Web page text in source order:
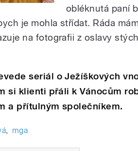
obléknutá paní
je mohla střídat. Ráda
na fotografii z oslavy
seriál o Ježíškových
si klienti přáli k Vánocům
a přítulným společníkem.
, mga